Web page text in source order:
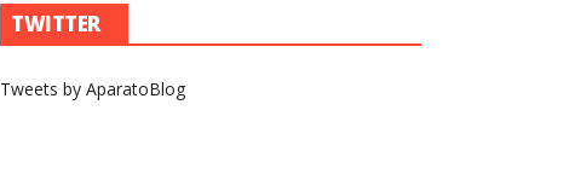
TWITTER
Tweets by AparatoBlog